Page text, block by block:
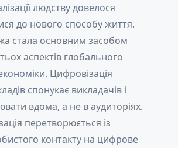
людству довелося
до нового способу життя.
стала основним засобом
аспектів глобального
Цифровізація
спонукає викладачів і
вдома, а не в аудиторіях.
перетворюється із
контакту на цифрове